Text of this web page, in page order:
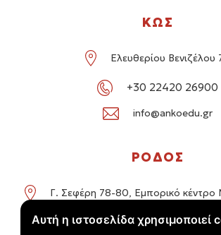
Αυτή η ιστοσελίδα χρησιμοποιεί
ΚΩΣ
Ελευθερίου Βενιζέλου
+30 22420 26900
info@ankoedu.gr
ΡΟΔΟΣ
Γ. Σεφέρη 78-80, Εμπορικό
+30 22414 01016 / +30